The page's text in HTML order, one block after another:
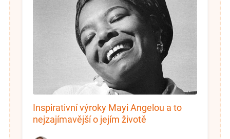
Inspirativní výroky Mayi Angelou a to
nejzajímavější o jejím životě